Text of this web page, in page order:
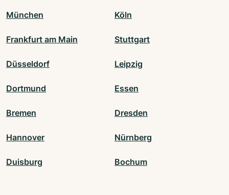
München Köln
Frankfurt am Main Stuttgart
Düsseldorf Leipzig
Dortmund Essen
Bremen Dresden
Hannover Nürnberg
Duisburg Bochum